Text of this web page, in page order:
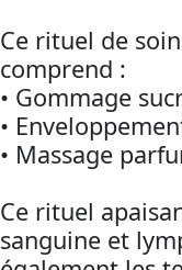
Ce rituel de
comprend :
• Gommage
•
• Massage
Ce rituel
sanguine et